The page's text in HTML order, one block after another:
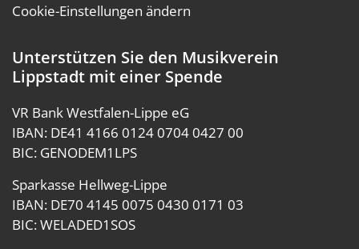
Cookie-Einstellungen ändern
Unterstützen Sie den Musikverein
Lippstadt mit einer Spende
VR Bank Westfalen-Lippe eG
IBAN: DE41 4166 0124 0704 0427 00
BIC: GENODEM1LPS
Sparkasse Hellweg-Lippe
IBAN: DE70 4145 0075 0430 0171 03
BIC: WELADED1SOS